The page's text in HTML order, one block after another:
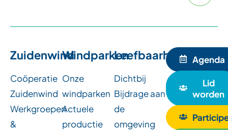
Zuidenwind
Coöperatie
Zuidenwind
Werkgroepen
&
Windparken
Onze
windparken
Actuele
productie
Leefbaarheid
Dichtbij
Bijdrage aan
de
omgeving
Agenda
Lid
worden